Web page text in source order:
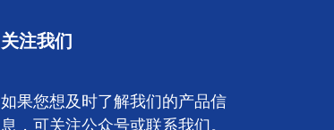
关注我们
如果您想及时了解我们的产品信
息，可关注公众号或联系我们。